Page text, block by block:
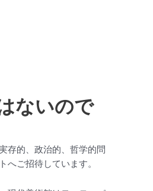
ないので
存的、政治的、哲学的問
ご招待しています。